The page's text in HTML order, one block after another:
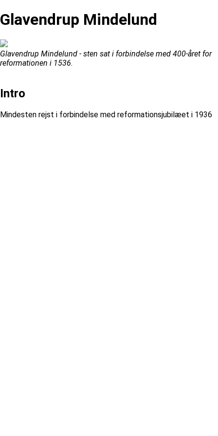
Glavendrup Mindelund
Glavendrup Mindelund - sten sat i forbindelse med 400-året for
reformationen i 1536.
Intro
Mindesten rejst i forbindelse med reformationsjubilæet i 1936